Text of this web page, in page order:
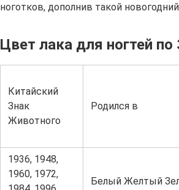
ноготков, дополнив такой
Цвет лака для ногтей
Китайский
Знак
Животного
Родился в
1936, 1948,
1960, 1972,
Белый Желтый